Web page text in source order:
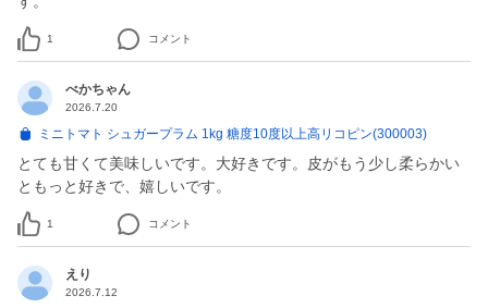
1 コメント
べかちゃん
2026.7.20
ミニトマト シュガープラム 1kg 糖度10度以上高リコピン(300003)
とても甘くて美味しいです。大好きです。皮がもう少し柔らかい
ともっと好きで、嬉しいです。
1 コメント
えり
2026.7.12